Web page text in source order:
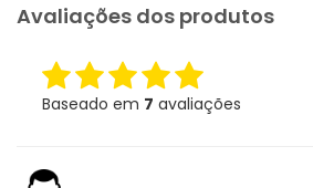
Avaliações dos produtos
Baseado em 7 avaliações